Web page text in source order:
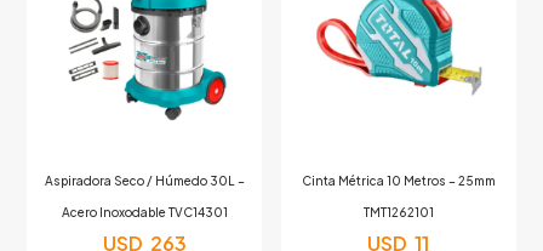
Aspiradora Seco / Húmedo 30L –
Acero Inoxodable TVC14301
USD 263
Cinta Métrica 10 Metros – 25mm
TMT1262101
USD 11